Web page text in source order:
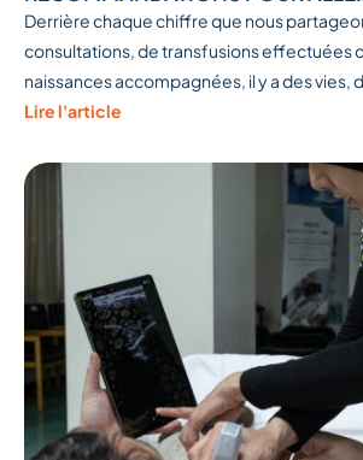
Derrière chaque chiffre que nous
consultations, de transfusions effectuées
naissances accompagnées, il y a des vies,
Lire l'article